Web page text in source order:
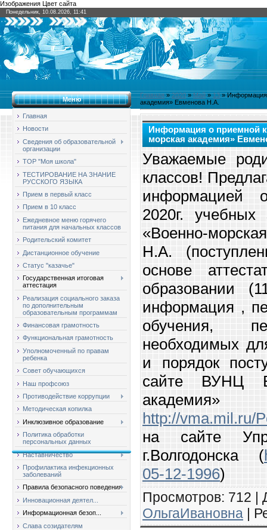
Изображения Цвет сайта
Понедельник, 10.08.2026, 11:41
Меню
Главная
Новости
Сведения об образовательной
организации
ТОР "Моя школа"
ТЕСТИРОВАНИЕ НА ЗНАНИЕ
РУССКОГО ЯЗЫКА
Прием в первый класс
Прием в 10 класс
Ежедневное меню горячего
питания для начальных классов
Родительский комитет
Дистанционное обучение
Статус "казачье"
Государственная итоговая
аттестация
Реализация социального заказа
по дополнительным
образовательным программам
Финансовая грамотность
Функциональная грамотность
Уполномоченный по правам
ребенка
Совет обучающихся
Наш профсоюз
Противодействие коррупции
Методическая копилка
Инклюзивное образование
Политика обработки
персональных данных
Наставничество
Профилактика инфекционных
заболеваний
Правила безопасного поведения
Инновационная деятел...
Информационная безоп...
Слава созидателям
Главная»2020 » Май » 13» Информация
академия» Евменова Н.А.
Информация о приемной
морская академия»
Уважаемые
классов!
информацией
2020г.
«Военно-
Н.А.
основе
образовании
информация ,
обучения,
необходимых
и порядок
сайте ВУНЦ
академия»
http://vma.mil.ru/
на сайте
г.Волгодонска (
05-12-1996)
Просмотров: 712 |
ОльгаИвановна |